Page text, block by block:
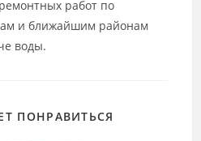
работ по
и ближайшим районам
воды.
ПОНРАВИТЬСЯ